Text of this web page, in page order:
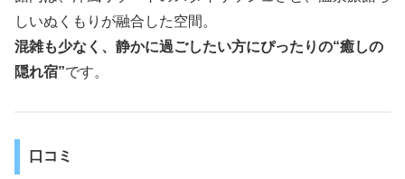
しいぬくもりが融合した空間。
混雑も少なく、静かに過ごしたい方にぴったりの“癒しの
隠れ宿”です。
口コミ